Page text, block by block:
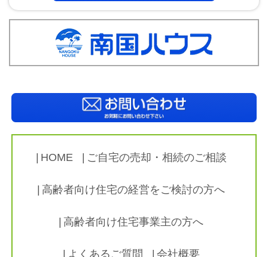
HOME ご自宅の売却・相続のご相談
高齢者向け住宅の経営をご検討の方へ
高齢者向け住宅事業主の方へ
よくあるご質問 会社概要